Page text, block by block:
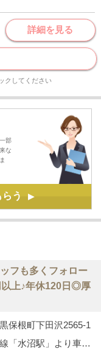
詳細を見る
クしてください
部
な
う ▶
フも多くフォロー
上♪年休120日◎厚
保根町下田沢2565-1
わたらせ渓谷線「水沼駅」より車で8分